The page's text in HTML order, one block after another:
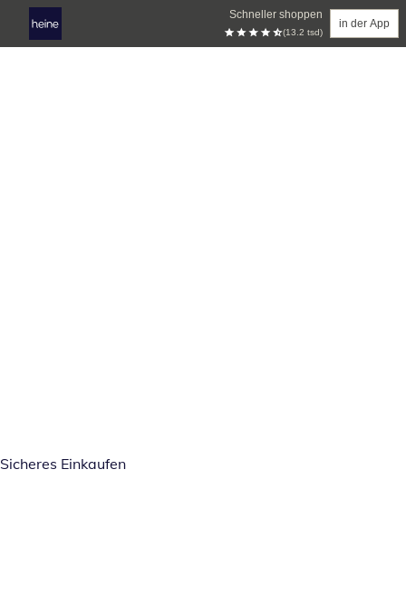
Schneller shoppen
(13.2 tsd)
in der App
Sicheres Einkaufen